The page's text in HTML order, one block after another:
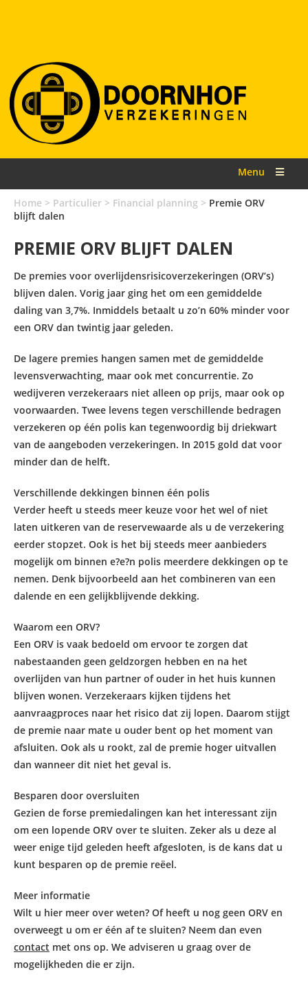
Menu
Home > Particulier > Financial planning > Premie ORV
blijft dalen
PREMIE ORV BLIJFT DALEN
De premies voor overlijdensrisicoverzekeringen (ORV’s)
blijven dalen. Vorig jaar ging het om een gemiddelde
daling van 3,7%. Inmiddels betaalt u zo’n 60% minder voor
een ORV dan twintig jaar geleden.
De lagere premies hangen samen met de gemiddelde
levensverwachting, maar ook met concurrentie. Zo
wedijveren verzekeraars niet alleen op prijs, maar ook op
voorwaarden. Twee levens tegen verschillende bedragen
verzekeren op één polis kan tegenwoordig bij driekwart
van de aangeboden verzekeringen. In 2015 gold dat voor
minder dan de helft.
Verschillende dekkingen binnen één polis
Verder heeft u steeds meer keuze voor het wel of niet
laten uitkeren van de reservewaarde als u de verzekering
eerder stopzet. Ook is het bij steeds meer aanbieders
mogelijk om binnen e?e?n polis meerdere dekkingen op te
nemen. Denk bijvoorbeeld aan het combineren van een
dalende en een gelijkblijvende dekking.
Waarom een ORV?
Een ORV is vaak bedoeld om ervoor te zorgen dat
nabestaanden geen geldzorgen hebben en na het
overlijden van hun partner of ouder in het huis kunnen
blijven wonen. Verzekeraars kijken tijdens het
aanvraagproces naar het risico dat zij lopen. Daarom stijgt
de premie naar mate u ouder bent op het moment van
afsluiten. Ook als u rookt, zal de premie hoger uitvallen
dan wanneer dit niet het geval is.
Besparen door oversluiten
Gezien de forse premiedalingen kan het interessant zijn
om een lopende ORV over te sluiten. Zeker als u deze al
weer enige tijd geleden heeft afgesloten, is de kans dat u
kunt besparen op de premie reëel.
Meer informatie
Wilt u hier meer over weten? Of heeft u nog geen ORV en
overweegt u om er één af te sluiten? Neem dan even
contact met ons op. We adviseren u graag over de
mogelijkheden die er zijn.